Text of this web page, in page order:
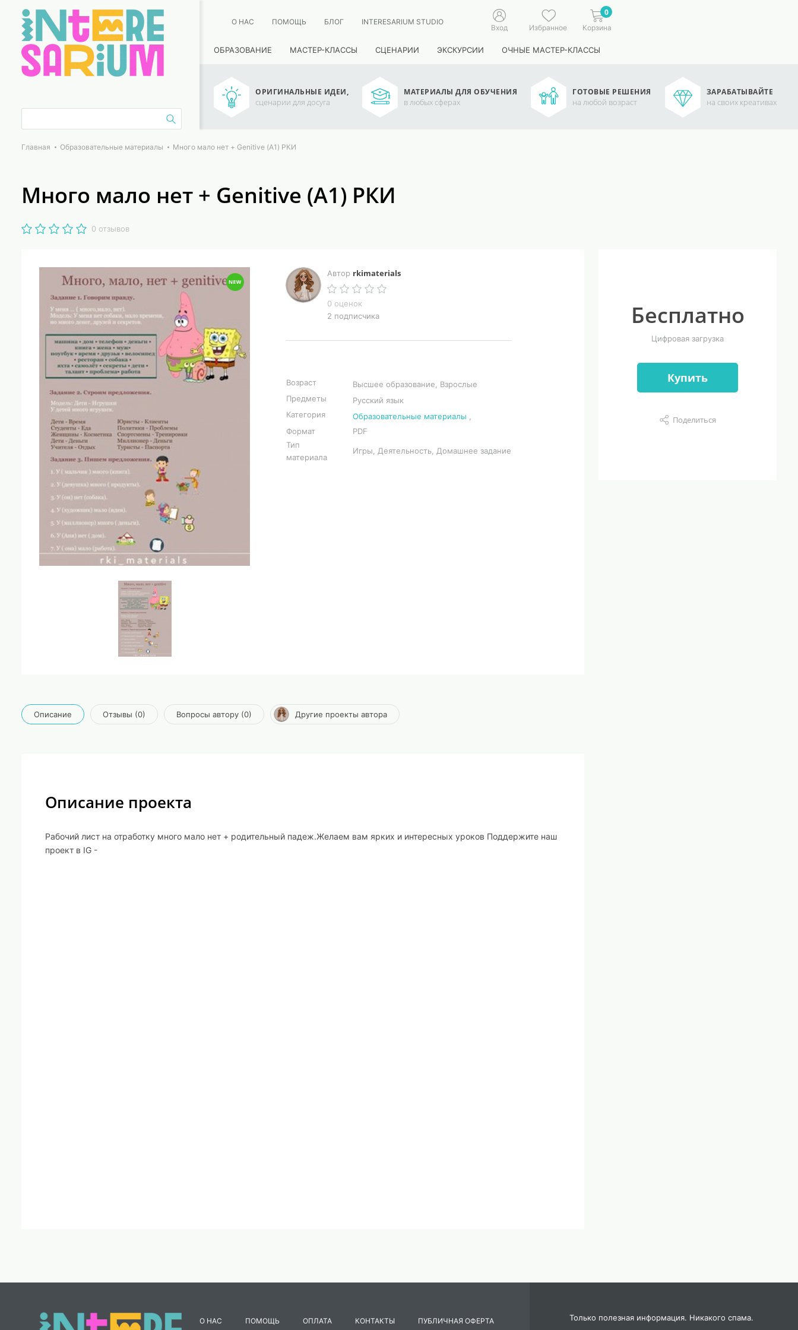
О НАС ПОМОЩЬ БЛОГ INTERESARIUM STUDIO
Вход Избранное
0
Корзина
ОБРАЗОВАНИЕ МАСТЕР-КЛАССЫ СЦЕНАРИИ ЭКСКУРСИИ ОЧНЫЕ МАСТЕР-КЛАССЫ
ОРИГИНАЛЬНЫЕ ИДЕИ,
сценарии для досуга
МАТЕРИАЛЫ ДЛЯ ОБУЧЕНИЯ
в любых сферах
ГОТОВЫЕ РЕШЕНИЯ
на любой возраст
ЗАРАБАТЫВАЙТЕ
на своих креативах
Главная Образовательные материалы Много мало нет + Genitive (А1) РКИ
Много мало нет + Genitive (А1) РКИ
0 отзывов
Автор rkimaterials
0 оценок
2 подписчика
Возраст
Высшее образование, Взрослые
Предметы
Русский язык
Категория
Образовательные материалы
Формат
PDF
Тип
материала
Игры, Деятельность, Домашнее задание
Бесплатно
Цифровая загрузка
Купить
Поделиться
Описание Отзывы (0) Вопросы автору (0) Другие проекты автора
Описание проекта
Рабочий лист на отработку много мало нет + родительный падеж.Желаем вам ярких и интересных уроков Поддержите наш
проект в IG -
О НАС ПОМОЩЬ ОПЛАТА КОНТАКТЫ ПУБЛИЧНАЯ ОФЕРТА Только полезная информация. Никакого спама.